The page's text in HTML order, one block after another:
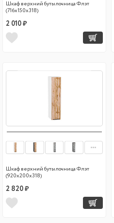
Шкаф верхний бутылочница Флэт
(716х150х318)
2 010 ₽
Шкаф верхний бутылочница Флэт
(920х200х318)
2 820 ₽